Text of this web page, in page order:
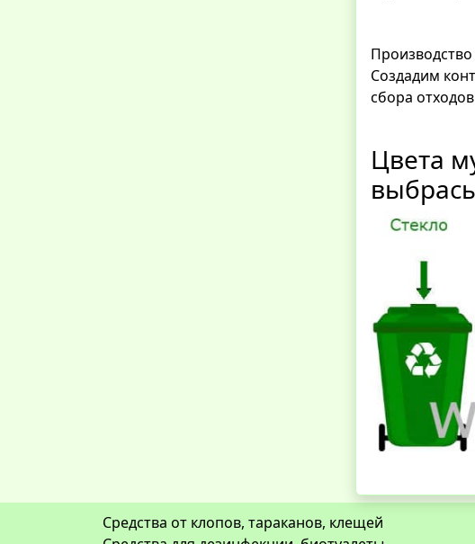
Создадим
сбора
Цвета
Средства от клопов, тараканов, клещей